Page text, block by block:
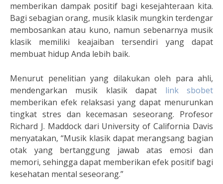
memberikan dampak positif bagi kesejahteraan kita.
Bagi sebagian orang, musik klasik mungkin terdengar
membosankan atau kuno, namun sebenarnya musik
klasik memiliki keajaiban tersendiri yang dapat
membuat hidup Anda lebih baik.
Menurut penelitian yang dilakukan oleh para ahli,
mendengarkan musik klasik dapat link sbobet
memberikan efek relaksasi yang dapat menurunkan
tingkat stres dan kecemasan seseorang. Profesor
Richard J. Maddock dari University of California Davis
menyatakan, “Musik klasik dapat merangsang bagian
otak yang bertanggung jawab atas emosi dan
memori, sehingga dapat memberikan efek positif bagi
kesehatan mental seseorang.”